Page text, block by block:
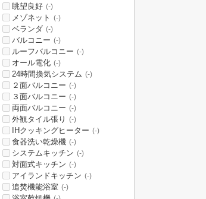
眺望良好 (-)
メゾネット (-)
ベランダ (-)
バルコニー (-)
ルーフバルコニー (-)
オール電化 (-)
24時間換気システム (-)
２面バルコニー (-)
３面バルコニー (-)
両面バルコニー (-)
外観タイル張り (-)
IHクッキングヒーター (-)
食器洗い乾燥機 (-)
システムキッチン (-)
対面式キッチン (-)
アイランドキッチン (-)
追焚機能浴室 (-)